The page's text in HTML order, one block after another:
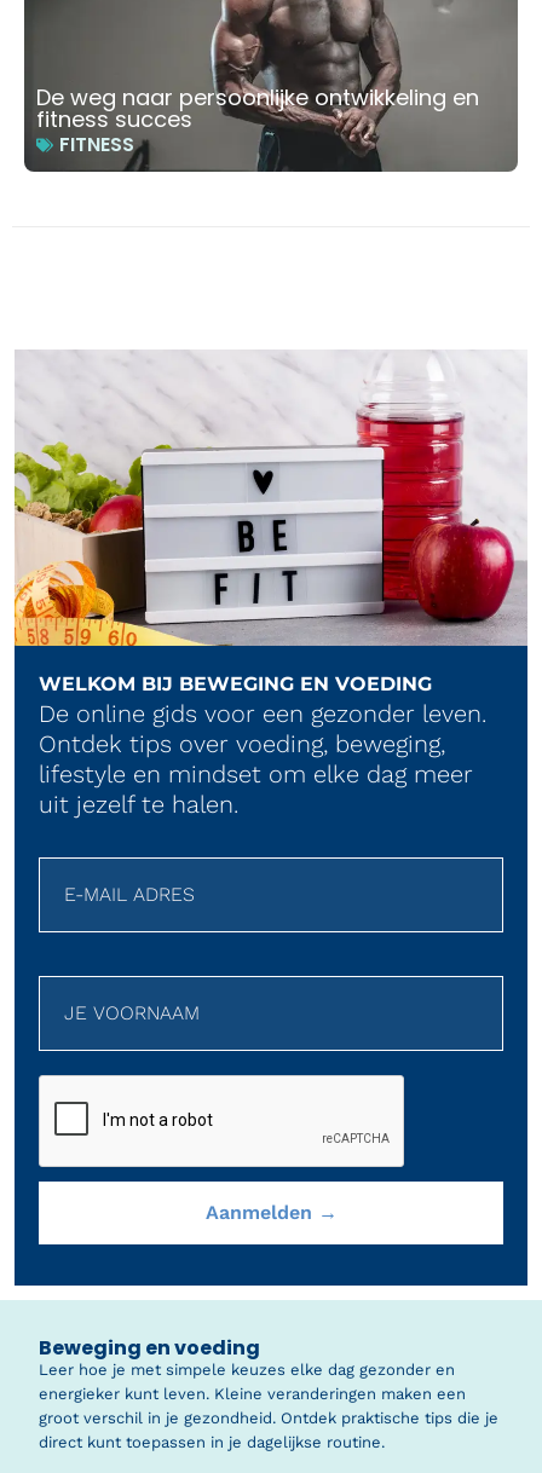
De weg naar persoonlijke ontwikkeling en
fitness succes
FITNESS
WELKOM BIJ BEWEGING EN VOEDING
De online gids voor een gezonder leven.
Ontdek tips over voeding, beweging,
lifestyle en mindset om elke dag meer
uit jezelf te halen.
Beweging en voeding
Leer hoe je met simpele keuzes elke dag gezonder en
energieker kunt leven. Kleine veranderingen maken een
groot verschil in je gezondheid. Ontdek praktische tips die je
direct kunt toepassen in je dagelijkse routine.